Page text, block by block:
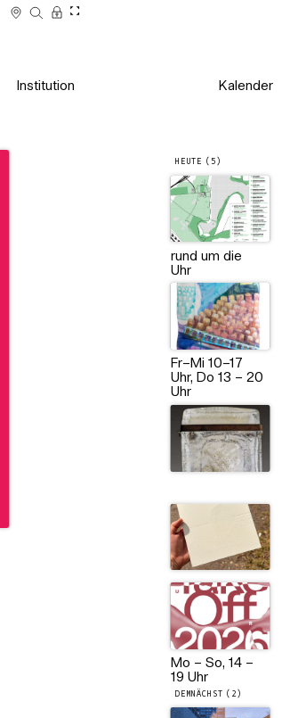
Institution Kalender
HEUTE (5)
rund um die
Uhr
Fr–Mi 10–17
Uhr, Do 13 – 20
Uhr
Mo – So, 14 –
19 Uhr
DEMNÄCHST (2)